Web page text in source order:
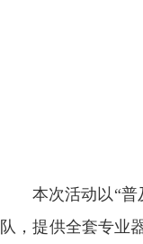
本次活动以“
队，提供全套专业